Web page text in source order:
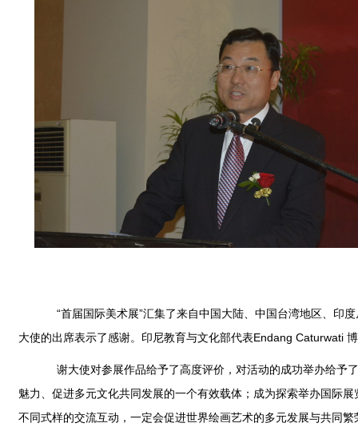
“首届国际美术展”汇集了来自中国大陆、中国台湾地区、印
大使的出席表示了感谢。印尼教育与文化部代表Endang Caturwati
谢大使对参展作品给予了高度评价，对活动的成功举办给予
魅力、促进多元文化共同发展的一个有效载体；成为探索举办国际
不同式样的交流互动，一定会促进世界绘画艺术的多元发展与共同繁